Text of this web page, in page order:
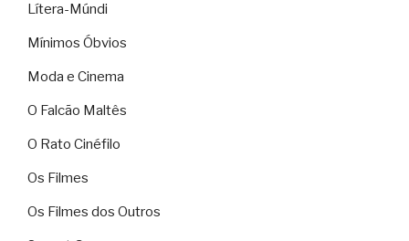
Lítera-Múndi
Mínimos Óbvios
Moda e Cinema
O Falcão Maltês
O Rato Cinéfilo
Os Filmes
Os Filmes dos Outros